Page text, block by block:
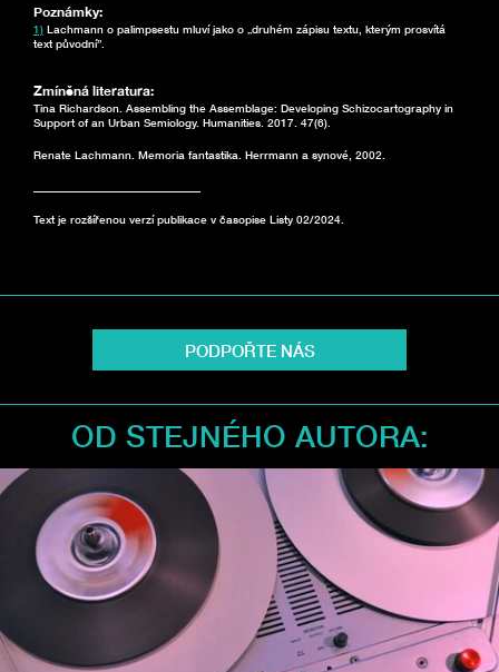
Poznámky:
1) Lachmann o palimpsestu mluví jako o „druhém zápisu textu, kterým prosvítá
text původní”.
Zmíněná literatura:
Tina Richardson. Assembling the Assemblage: Developing Schizocartography in
Support of an Urban Semiology. Humanities. 2017. 47(6).
Renate Lachmann. Memoria fantastika. Herrmann a synové, 2002.
Text je rozšířenou verzí publikace v časopise Listy 02/2024.
PODPOŘTE NÁS
OD STEJNÉHO AUTORA: